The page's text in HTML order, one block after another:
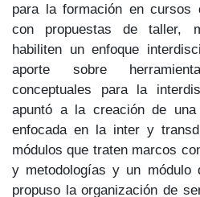
para la formación en cursos
con propuestas de taller,
habiliten un enfoque
aporte sobre
conceptuales para la
apuntó a la creación de una
enfocada en la inter y
módulos que traten marcos
y metodologías y un módulo
propuso la organización de